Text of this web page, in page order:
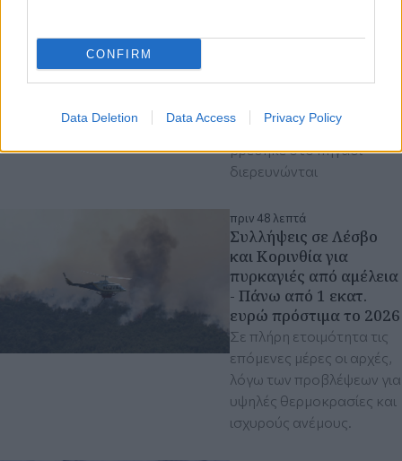
CONFIRM
Data Deletion Data Access Privacy Policy
πηγάδι και εντοπίστηκε
Τα ακριβή αίτια και οι
συνθήκες κάτω από τις
οποίες ο ηλικιωμένος
βρέθηκε στο πηγάδι
διερευνώνται
πριν 48 λεπτά
Συλλήψεις σε Λέσβο
και Κορινθία για
πυρκαγιές από αμέλεια
- Πάνω από 1 εκατ.
ευρώ πρόστιμα το 2026
Σε πλήρη ετοιμότητα τις
επόμενες μέρες οι αρχές,
λόγω των προβλέψεων για
υψηλές θερμοκρασίες και
ισχυρούς ανέμους.